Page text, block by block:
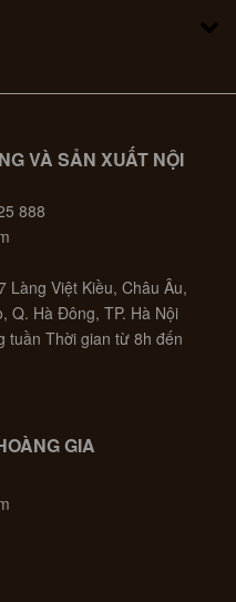
VÀ SẢN XUẤT NỘI
888
Làng Việt Kiều, Châu Âu,
Q. Hà Đông, TP. Hà Nội
tuần Thời gian từ 8h đến
GIA